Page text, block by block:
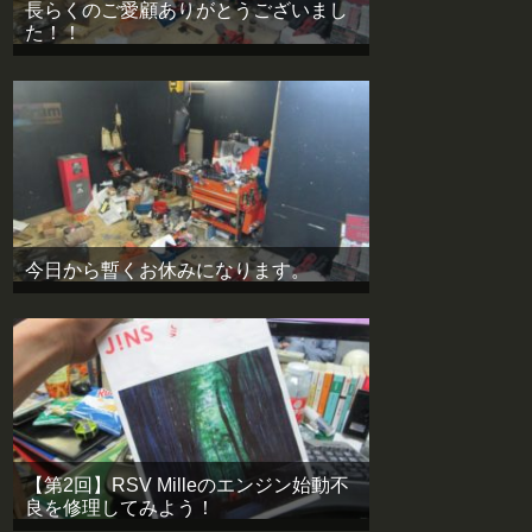
長らくのご愛顧ありがとうございまし
た！！
今日から暫くお休みになります。
【第2回】RSV Milleのエンジン始動不
良を修理してみよう！